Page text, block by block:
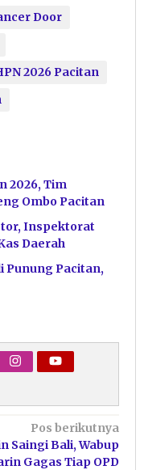
Door
2026 Pacitan
2026, Tim
Ombo Pacitan
Inspektorat
Daerah
Punung Pacitan,
Pos berikutnya
Saingi Bali, Wabup
Gagas Tiap OPD